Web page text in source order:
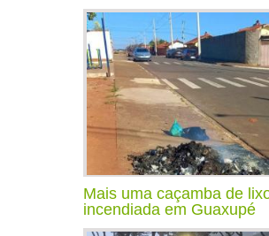
Mais uma caçamba de
incendiada em Guaxupé